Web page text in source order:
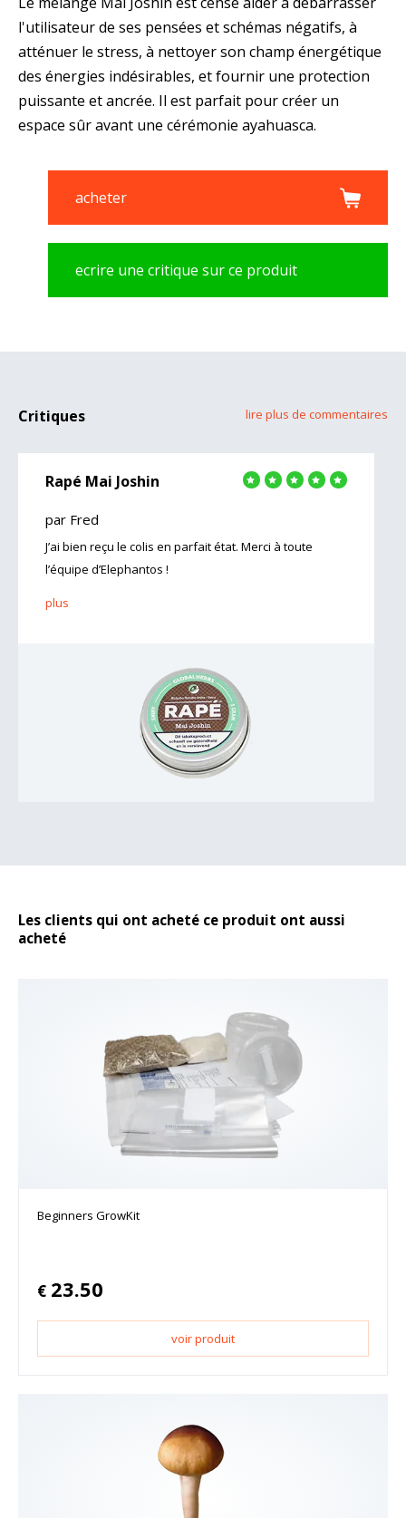
l'utilisateur de ses pensées et schémas négatifs, à
atténuer le stress, à nettoyer son champ énergétique
des énergies indésirables, et fournir une protection
puissante et ancrée. Il est parfait pour créer un
espace sûr avant une cérémonie ayahuasca.
acheter
ecrire une critique sur ce produit
Critiques lire plus de commentaires
Rapé Mai Joshin
par Fred
J’ai bien reçu le colis en parfait état. Merci à toute
l’équipe d’Elephantos !
plus
Les clients qui ont acheté ce produit ont aussi
acheté
Beginners GrowKit
€ 23.50
voir produit